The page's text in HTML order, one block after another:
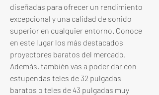
diseñadas para ofrecer un rendimiento
excepcional y una calidad de sonido
superior en cualquier entorno. Conoce
en este lugar los más destacados
proyectores baratos del mercado.
Además, también vas a poder dar con
estupendas teles de 32 pulgadas
baratos o teles de 43 pulgadas muy